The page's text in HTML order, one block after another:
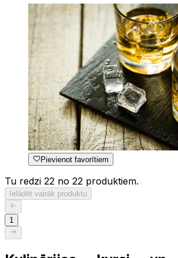
Pievienot favorītiem
Tu redzi 22 no 22 produktiem.
Ielādēt vairāk produktu
1